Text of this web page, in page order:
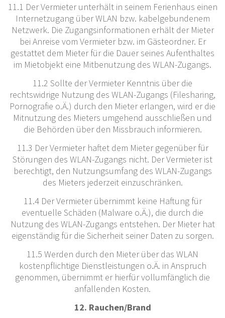
11.1 Der Vermieter unterhält in seinem Ferienhaus einen
Internetzugang über WLAN bzw. kabelgebundenem
Netzwerk. Die Zugangsinformationen erhält der Mieter
bei Anreise vom Vermieter bzw. im Gästeordner. Er
gestattet dem Mieter für die Dauer seines Aufenthaltes
im Mietobjekt eine Mitbenutzung des WLAN-Zugangs.
11.2 Sollte der Vermieter Kenntnis über die
rechtswidrige Nutzung des WLAN-Zugangs (Filesharing,
Pornografie o.Ä.) durch den Mieter erlangen, wird er die
Mitnutzung des Mieters umgehend ausschließen und
die Behörden über den Missbrauch informieren.
11.3 Der Vermieter haftet dem Mieter gegenüber für
Störungen des WLAN-Zugangs nicht. Der Vermieter ist
berechtigt, den Nutzungsumfang des WLAN-Zugangs
des Mieters jederzeit einzuschränken.
11.4 Der Vermieter übernimmt keine Haftung für
eventuelle Schäden (Malware o.Ä.), die durch die
Nutzung des WLAN-Zugangs entstehen. Der Mieter hat
eigenständig für die Sicherheit seiner Daten zu sorgen.
11.5 Werden durch den Mieter über das WLAN
kostenpflichtige Dienstleistungen o.Ä. in Anspruch
genommen, übernimmt er hierfür vollumfänglich die
anfallenden Kosten.
12. Rauchen/Brand